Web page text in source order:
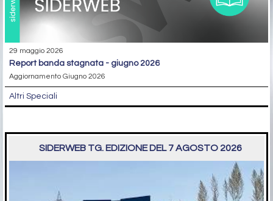
29 maggio 2026
report banda stagnata - giugno 2026
Aggiornamento Giugno 2026
Altri Speciali
SIDERWEB TG. EDIZIONE DEL 7 AGOSTO 2026